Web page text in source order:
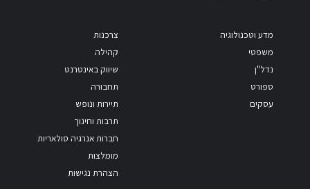
מדע וטכנולוגיה
משפטי
נדל"ן
ספורט
עסקים
צרכנות
קהילה
שיווק באינטרנט
תחבורה
תיירות ונופש
תרבות וחינוך
חברות אנרגיה סולאריות
מומלצות
הצהרת נגישות